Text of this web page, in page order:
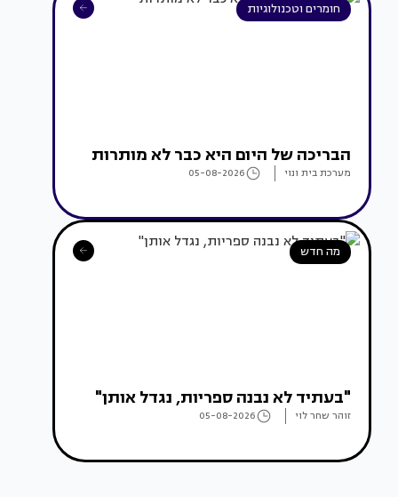
חומרים וטכנולוגיות
הבריכה של היום היא כבר לא מותרות
מערכת בית ונוי 05-08-2026
מה חדש
"בעתיד לא נבנה ספריות, נגדל אותן"
זוהר שחר לוי 05-08-2026